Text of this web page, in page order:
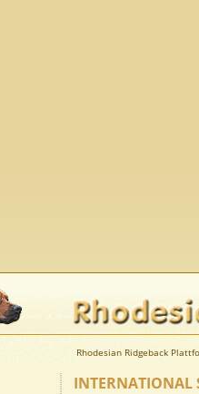
Rhodesian Ridgeback
INTERNATIONAL